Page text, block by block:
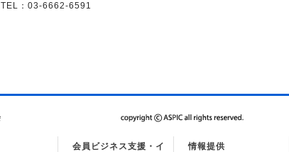
TEL：03-6662-6591
会員ビジネス支援・イ
情報提供